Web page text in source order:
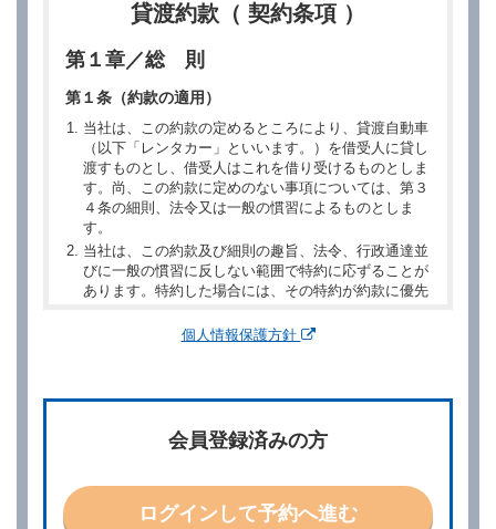
貸渡約款（ 契約条項 ）
第１章／総 則
第１条（約款の適用）
当社は、この約款の定めるところにより、貸渡自動車
（以下「レンタカー」といいます。）を借受人に貸し
渡すものとし、借受人はこれを借り受けるものとしま
す。尚、この約款に定めのない事項については、第３
４条の細則、法令又は一般の慣習によるものとしま
す。
当社は、この約款及び細則の趣旨、法令、行政通達並
びに一般の慣習に反しない範囲で特約に応ずることが
あります。特約した場合には、その特約が約款に優先
別に定める料金表等に同意のうえ、別に定める方法に
他の借受条件（以下「借受条件」といいます。）を明
示して予約の申込みを行うことができます。なお、当
個人情報保護方針
会員登録済みの方
ログインして予約へ進む